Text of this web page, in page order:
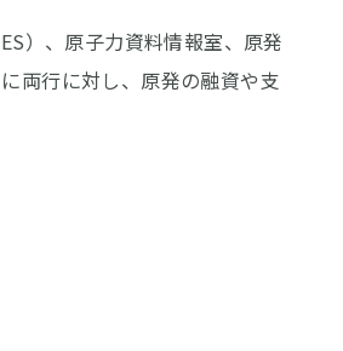
）、原子力資料情報室、原発
両行に対し、原発の融資や支